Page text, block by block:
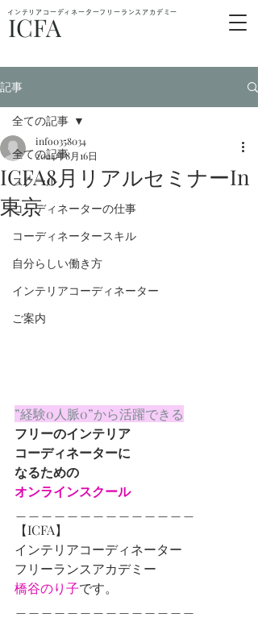
ICFA
インテリアコーディネーターフリーランスアカデミー
記事
全ての記事
スクール
コーディネーターの仕事
コーディネータースキル
自分らしい働き方
インテリアコーディネーター
ご案内
全ての記事
ICFA8月リアルセミナーIn
東京
info0358034
2024年8月16日
”経験0人脈0”から活躍できる
フリーのインテリア
コーディネーターに
なるための
オンラインスクール
【ICFA】
インテリアコーディネーター
フリーランスアカデミー
橋谷のり子です。